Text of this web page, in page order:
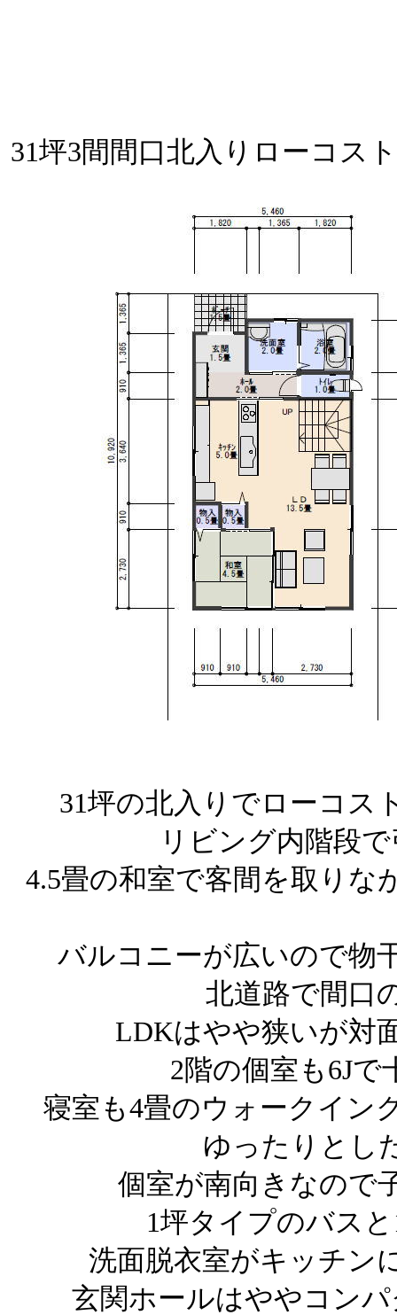
31坪3間間口北入りローコス
31坪の北入りでローコス
リビング内階段
4.5畳の和室で客間を取りな
バルコニーが広いので物
北道路で間口
LDKはやや狭いが対
2階の個室も6J
寝室も4畳のウォークイン
ゆったりとし
個室が南向きなので
1坪タイプのバス
洗面脱衣室がキッチン
玄関ホールはややコン